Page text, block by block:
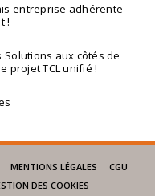
entreprise adhérente
!
aux côtés de
projet TCL unifié !
MENTIONS LÉGALES
CGU
DES COOKIES